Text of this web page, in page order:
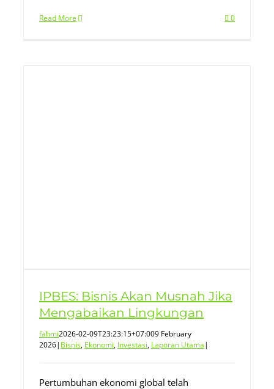
Read More 0
IPBES: Bisnis Akan Musnah Jika
Mengabaikan Lingkungan
fahmi2026-02-09T23:23:15+07:009 February
2026| Bisnis, Ekonomi, Investasi, Laporan Utama|
Pertumbuhan ekonomi global telah